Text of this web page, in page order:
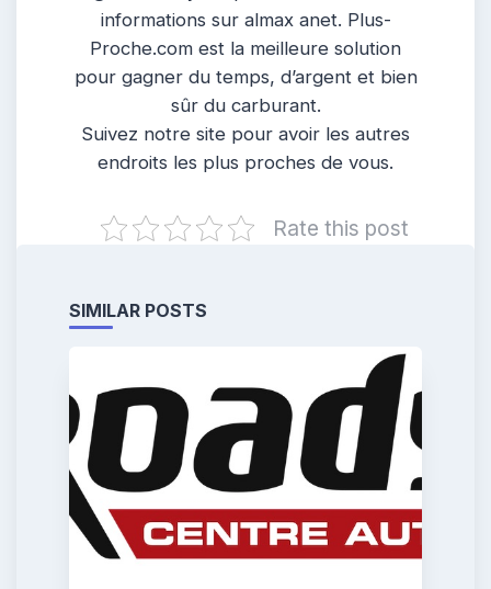
informations sur almax anet. Plus-
Proche.com est la meilleure solution
pour gagner du temps, d’argent et bien
sûr du carburant.
Suivez notre site pour avoir les autres
endroits les plus proches de vous.
Rate this post
SIMILAR POSTS